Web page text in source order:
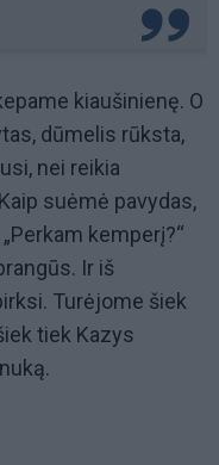
kiaušinienę. O
dūmelis rūksta,
nei reikia
suėmė pavydas,
kemperį?“
Ir iš
Turėjome šiek
tiek Kazys